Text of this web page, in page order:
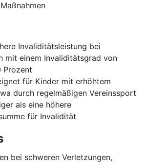
Invaliditätsleistung bei
mit einem Invaliditätsgrad von
Prozent
für Kinder mit erhöhtem
durch regelmäßigen Vereinssport
als eine höhere
für Invalidität
bei schweren Verletzungen,